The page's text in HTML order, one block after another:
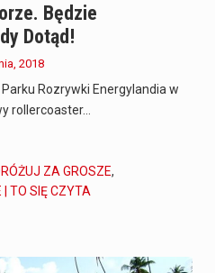
Będzie
Dotąd!
2018
Rozrywki Energylandia w
rollercoaster…
ZA GROSZE,
| TO SIĘ CZYTA